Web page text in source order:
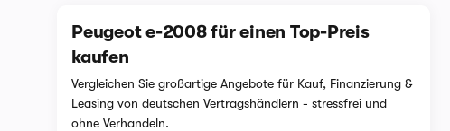
Peugeot e-2008 für einen Top-Preis
kaufen
Vergleichen Sie großartige Angebote für Kauf, Finanzierung &
Leasing von deutschen Vertragshändlern - stressfrei und
ohne Verhandeln.